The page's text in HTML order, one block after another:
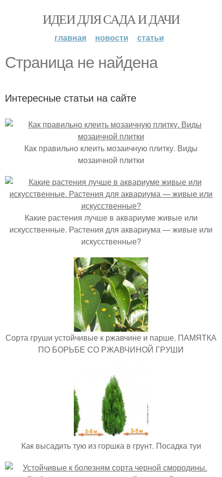
ИДЕИ ДЛЯ САДА И ДАЧИ
главная новости статьи
Страница не найдена
Интересные статьи на сайте
Как правильно клеить мозаичную плитку. Виды
мозаичной плитки
Какие растения лучше в аквариуме живые или
искусственные. Растения для аквариума — живые или
искусственные?
Сорта груши устойчивые к ржавчине и парше. ПАМЯТКА
ПО БОРЬБЕ СО РЖАВЧИНОЙ ГРУШИ
Как высадить тую из горшка в грунт. Посадка туи